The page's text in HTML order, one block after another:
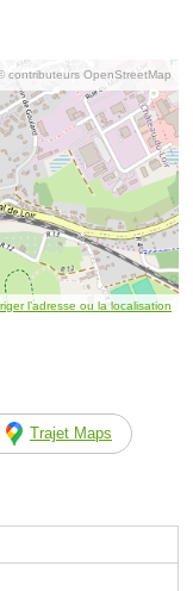
contributeurs OpenStreetMap
l’adresse ou la localisation
Trajet Maps